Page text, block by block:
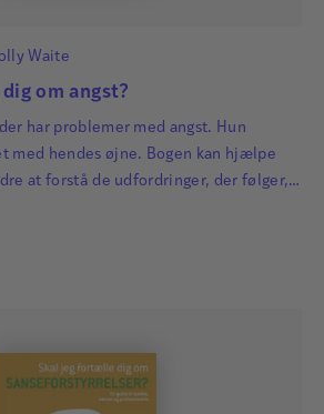
Waite
om angst?
har problemer med angst. Hun
med hendes øjne. Bogen kan hjælpe
at forstå de udfordringer, der følger,